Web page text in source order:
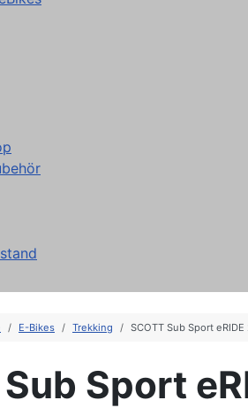
E-Bikes Trekking SCOTT Sub Sport eRIDE
Sport